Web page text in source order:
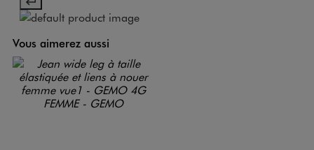
Vous aimerez aussi